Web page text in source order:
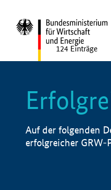
124 Einträge
Auf der folgenden
erfolgreicher GRW-